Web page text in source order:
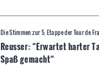
Die Stimmen zur 5. Etappe der Tour de
Reusser: “Erwartet harter
Spaß gemacht“